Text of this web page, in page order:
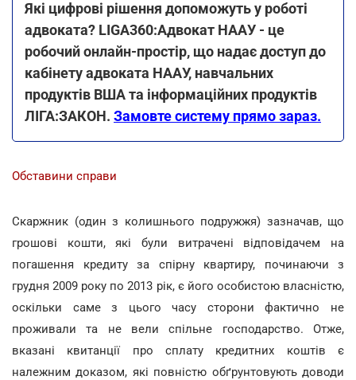
Які цифрові рішення допоможуть у роботі
адвоката? LIGA360:Адвокат НААУ - це
робочий онлайн-простір, що надає доступ до
кабінету адвоката НААУ, навчальних
продуктів ВША та інформаційних продуктів
ЛІГА:ЗАКОН. Замовте систему прямо зараз.
Обставини справи
Скаржник (один з колишнього подружжя) зазначав, що
грошові кошти, які були витрачені відповідачем на
погашення кредиту за спірну квартиру, починаючи з
грудня 2009 року по 2013 рік, є його особистою власністю,
оскільки саме з цього часу сторони фактично не
проживали та не вели спільне господарство. Отже,
вказані квитанції про сплату кредитних коштів є
належним доказом, які повністю обґрунтовують доводи